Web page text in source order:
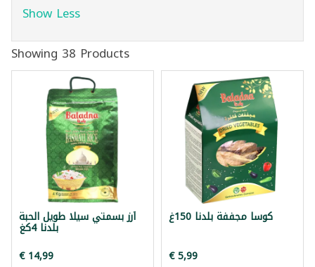
Show Less
Showing 38 Products
أرز بسمتي سيلا طويل الحبة
بلدنا 4كغ
€ 14,99
كوسا مجففة بلدنا 150غ
€ 5,99